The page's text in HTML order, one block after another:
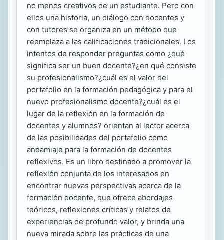
no menos creativos de un estudiante. Pero con
ellos una historia, un diálogo con docentes y
con tutores se organiza en un método que
reemplaza a las calificaciones tradicionales. Los
intentos de responder preguntas como ¿qué
significa ser un buen docente?¿en qué consiste
su profesionalismo?¿cuál es el valor del
portafolio en la formación pedagógica y para el
nuevo profesionalismo docente?¿cuál es el
lugar de la reflexión en la formación de
docentes y alumnos? orientan al lector acerca
de las posibilidades del portafolio como
andamiaje para la formación de docentes
reflexivos. Es un libro destinado a promover la
reflexión conjunta de los interesados en
encontrar nuevas perspectivas acerca de la
formación docente, que ofrece abordajes
teóricos, reflexiones críticas y relatos de
experiencias de profundo valor, y brinda una
nueva mirada sobre las prácticas de una